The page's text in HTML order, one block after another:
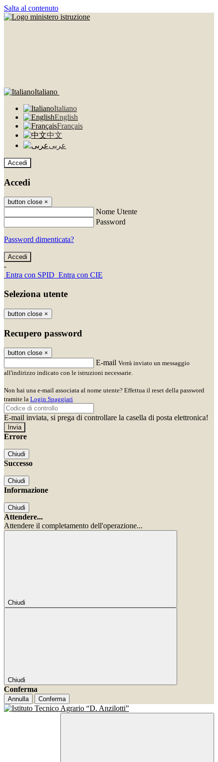
Salta al contenuto
Italiano
Italiano
English
Français
中文
عربى
Accedi
Accedi
button close ×
Nome Utente
Password
Password dimenticata?
-
Entra con SPID Entra con CIE
Seleziona utente
button close ×
Recupero password
button close ×
E-mail Verrà inviato un messaggio
all'indirizzo indicato con le istruzioni necessarie.
Non hai una e-mail associata al nome utente? Effettua il reset della password
tramite la Login Spaggiari
E-mail inviata, si prega di controllare la casella di posta elettronica!
Errore
Chiudi
Successo
Chiudi
Informazione
Chiudi
Attendere...
Attendere il completamento dell'operazione...
Chiudi
Chiudi
Conferma
Annulla Conferma